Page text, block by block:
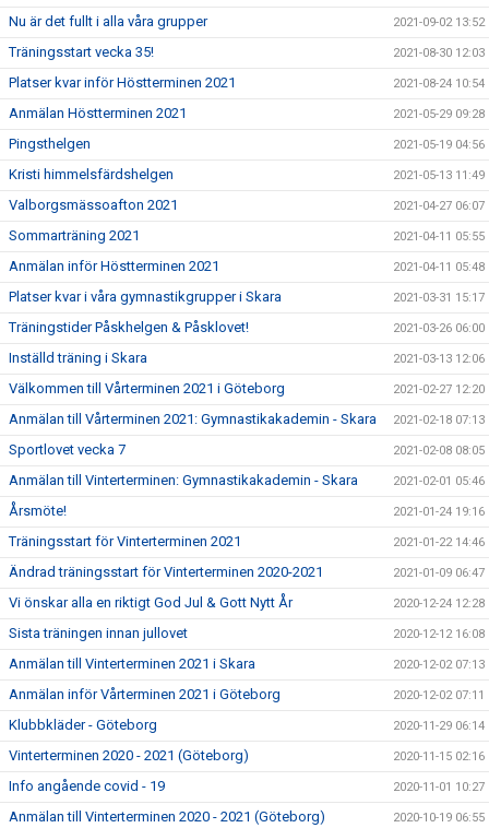
Nu är det fullt i alla våra grupper 2021-09-02 13:52
Träningsstart vecka 35! 2021-08-30 12:03
Platser kvar inför Höstterminen 2021 2021-08-24 10:54
Anmälan Höstterminen 2021 2021-05-29 09:28
Pingsthelgen 2021-05-19 04:56
Kristi himmelsfärdshelgen 2021-05-13 11:49
Valborgsmässoafton 2021 2021-04-27 06:07
Sommarträning 2021 2021-04-11 05:55
Anmälan inför Höstterminen 2021 2021-04-11 05:48
Platser kvar i våra gymnastikgrupper i Skara 2021-03-31 15:17
Träningstider Påskhelgen & Påsklovet! 2021-03-26 06:00
Inställd träning i Skara 2021-03-13 12:06
Välkommen till Vårterminen 2021 i Göteborg 2021-02-27 12:20
Anmälan till Vårterminen 2021: Gymnastikakademin - Skara 2021-02-18 07:13
Sportlovet vecka 7 2021-02-08 08:05
Anmälan till Vinterterminen: Gymnastikakademin - Skara 2021-02-01 05:46
Årsmöte! 2021-01-24 19:16
Träningsstart för Vinterterminen 2021 2021-01-22 14:46
Ändrad träningsstart för Vinterterminen 2020-2021 2021-01-09 06:47
Vi önskar alla en riktigt God Jul & Gott Nytt År 2020-12-24 12:28
Sista träningen innan jullovet 2020-12-12 16:08
Anmälan till Vinterterminen 2021 i Skara 2020-12-02 07:13
Anmälan inför Vårterminen 2021 i Göteborg 2020-12-02 07:11
Klubbkläder - Göteborg 2020-11-29 06:14
Vinterterminen 2020 - 2021 (Göteborg) 2020-11-15 02:16
Info angående covid - 19 2020-11-01 10:27
Anmälan till Vinterterminen 2020 - 2021 (Göteborg) 2020-10-19 06:55